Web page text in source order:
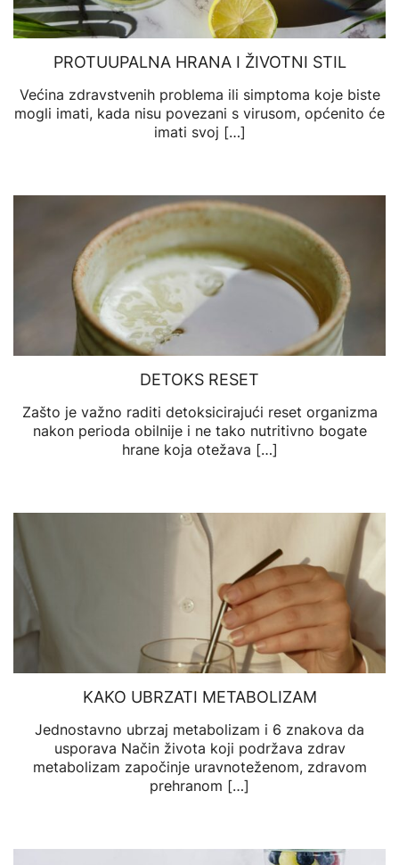
PROTUUPALNA HRANA I ŽIVOTNI STIL
Većina zdravstvenih problema ili simptoma koje biste
mogli imati, kada nisu povezani s virusom, općenito će
imati svoj […]
DETOKS RESET
Zašto je važno raditi detoksicirajući reset organizma
nakon perioda obilnije i ne tako nutritivno bogate
hrane koja otežava […]
KAKO UBRZATI METABOLIZAM
Jednostavno ubrzaj metabolizam i 6 znakova da
usporava Način života koji podržava zdrav
metabolizam započinje uravnoteženom, zdravom
prehranom […]